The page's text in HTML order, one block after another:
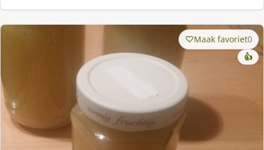
Maak favoriet0
👍